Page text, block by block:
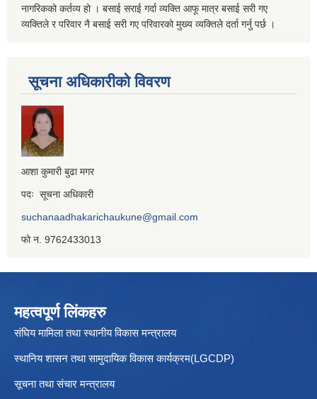
नागरिकको कर्तव्य हो । बसाई सराई गर्दा व्यक्ति आफू मात्र बसाई सरी गए
व्यक्तिले र परिवार नै बसाई सरी गए परिवारको मुख्य व्यक्तिले दर्ता गर्नु पर्छ ।
सूचना अधिकारीको विवरण
आशा कुमारी बुढा मगर
पदः सूचना अधिकारी
suchanaadhakarichaukune@gmail.com
फो न. 9762433013
महत्वपूर्ण लिंकहरु
संघिय मामिला तथा स्थानीय विकास मन्त्रालय
स्थानिय शासन तथा सामुदायिक विकास कार्यक्रम(LGCDP)
सूचना तथा संचार मन्त्रालय